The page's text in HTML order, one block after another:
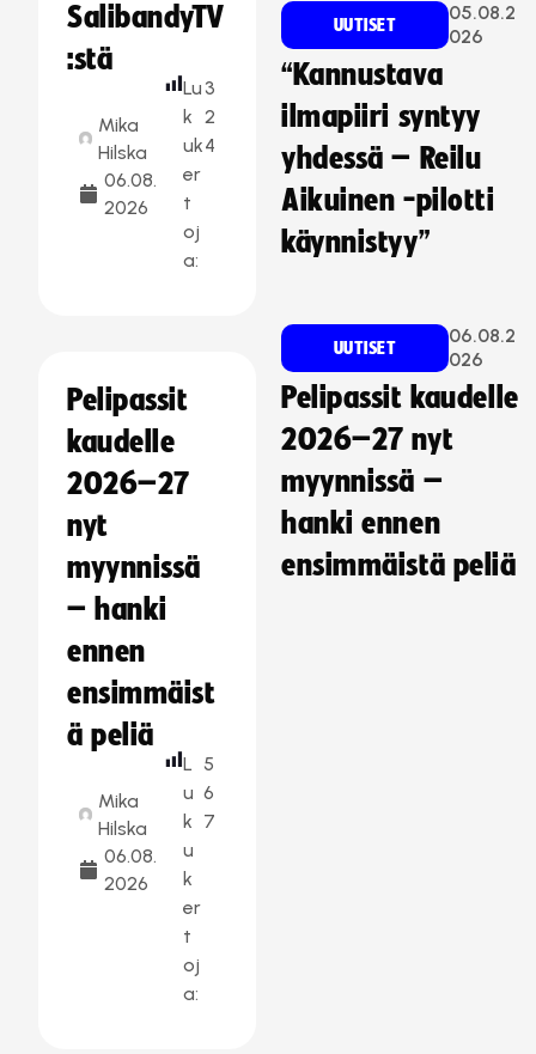
SalibandyTV
:stä
Mika
Hilska
06.08.
2026
Lu
k
uk
er
t
oj
a:
3
2
4
Pelipassit
kaudelle
2026–27
nyt
myynnissä
– hanki
ennen
ensimmäist
ä peliä
Mika
Hilska
06.08.
2026
L
u
k
u
k
er
t
oj
a:
5
6
7
UUTISET
05.08.2
026
“Kannustava
ilmapiiri syntyy
yhdessä – Reilu
Aikuinen -pilotti
käynnistyy”
UUTISET
06.08.2
026
Pelipassit kaudelle
2026–27 nyt
myynnissä –
hanki ennen
ensimmäistä peliä